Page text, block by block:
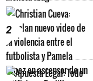
2